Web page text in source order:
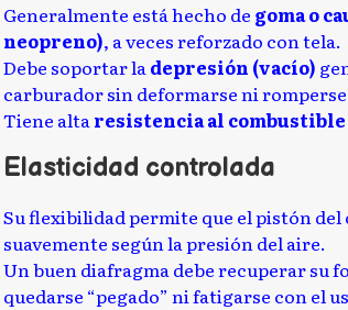
Generalmente está hecho de goma o
neopreno), a veces reforzado con tela.
Debe soportar ladepresión (vacío)
carburador sin deformarse ni
Tiene altaresistencia al
Elasticidad controlada
Su flexibilidad permite que el pistón del
suavemente según la presión del aire.
Un buen diafragma debe recuperar su
quedarse “pegado” ni fatigarse con el